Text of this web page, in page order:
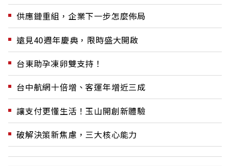
供應鏈重組，企業下一步怎麼佈局
遠見40週年慶典，限時盛大開啟
台東助孕凍卵雙支持！
台中航網十倍增、客運年增近三成
讓支付更懂生活！玉山開創新體驗
破解決策新焦慮，三大核心能力